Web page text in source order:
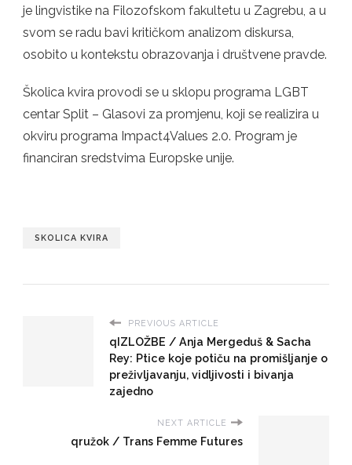
je lingvistike na Filozofskom fakultetu u Zagrebu, a u
svom se radu bavi kritičkom analizom diskursa,
osobito u kontekstu obrazovanja i društvene pravde.
Školica kvira provodi se u sklopu programa LGBT
centar Split – Glasovi za promjenu, koji se realizira u
okviru programa Impact4Values 2.0. Program je
financiran sredstvima Europske unije.
SKOLICA KVIRA
PREVIOUS ARTICLE
qIZLOŽBE / Anja Mergeduš & Sacha
Rey: Ptice koje potiču na promišljanje o
preživljavanju, vidljivosti i bivanja
zajedno
NEXT ARTICLE
qružok / Trans Femme Futures